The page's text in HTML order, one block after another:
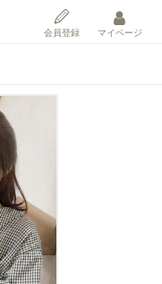
会員登録 マイページ